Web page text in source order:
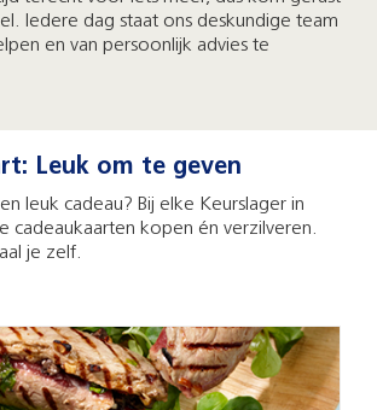
Iedere dag staat ons deskundige team
en van persoonlijk advies te
Leuk om te geven
leuk cadeau? Bij elke Keurslager in
cadeaukaarten kopen én verzilveren.
je zelf.